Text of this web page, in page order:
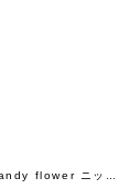
[mina perhonen
candy flower ニットプルオーバー (AES8076:GR)